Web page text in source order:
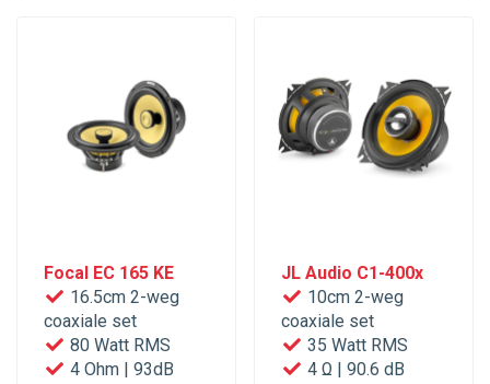
Focal EC 165 KE
16.5cm 2-weg
coaxiale set
80 Watt RMS
4 Ohm | 93dB
JL Audio C1-400x
10cm 2-weg
coaxiale set
35 Watt RMS
4 Ω | 90.6 dB